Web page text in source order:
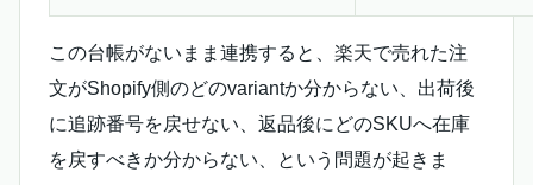
この台帳がないまま連携すると、楽天で売れた注
文がShopify側のどのvariantか分からない、出荷後
に追跡番号を戻せない、返品後にどのSKUへ在庫
を戻すべきか分からない、という問題が起きま